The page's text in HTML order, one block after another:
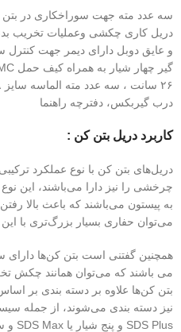
سه عدد مته جهت سوراخکاری در بتن
دریل کاری چکشی وعملیات تخریب
و عایق دوبل دارای دیمر جهت کنترل
درب گیربکس، دفترچه راهنما
کاربرد دریل بتن کن :
دریل‌های بتن کن با نوع عملکرد
چرخشی را نیز دارا می‌باشند، این
به پیستون می‌باشند که باعث بالا
می‌توان حفاری بسیار بزرگ‌تری با این
همچنین گفتنی است بتن کن‌ها دارای
می باشند که می‌توان همانند چکش
بتن کن‌ها علاوه بر دسته بندی بر
SDS Plus و پنج شیار یا SDS Max و ستاره‌ای یا SPLine اشاره نمود.